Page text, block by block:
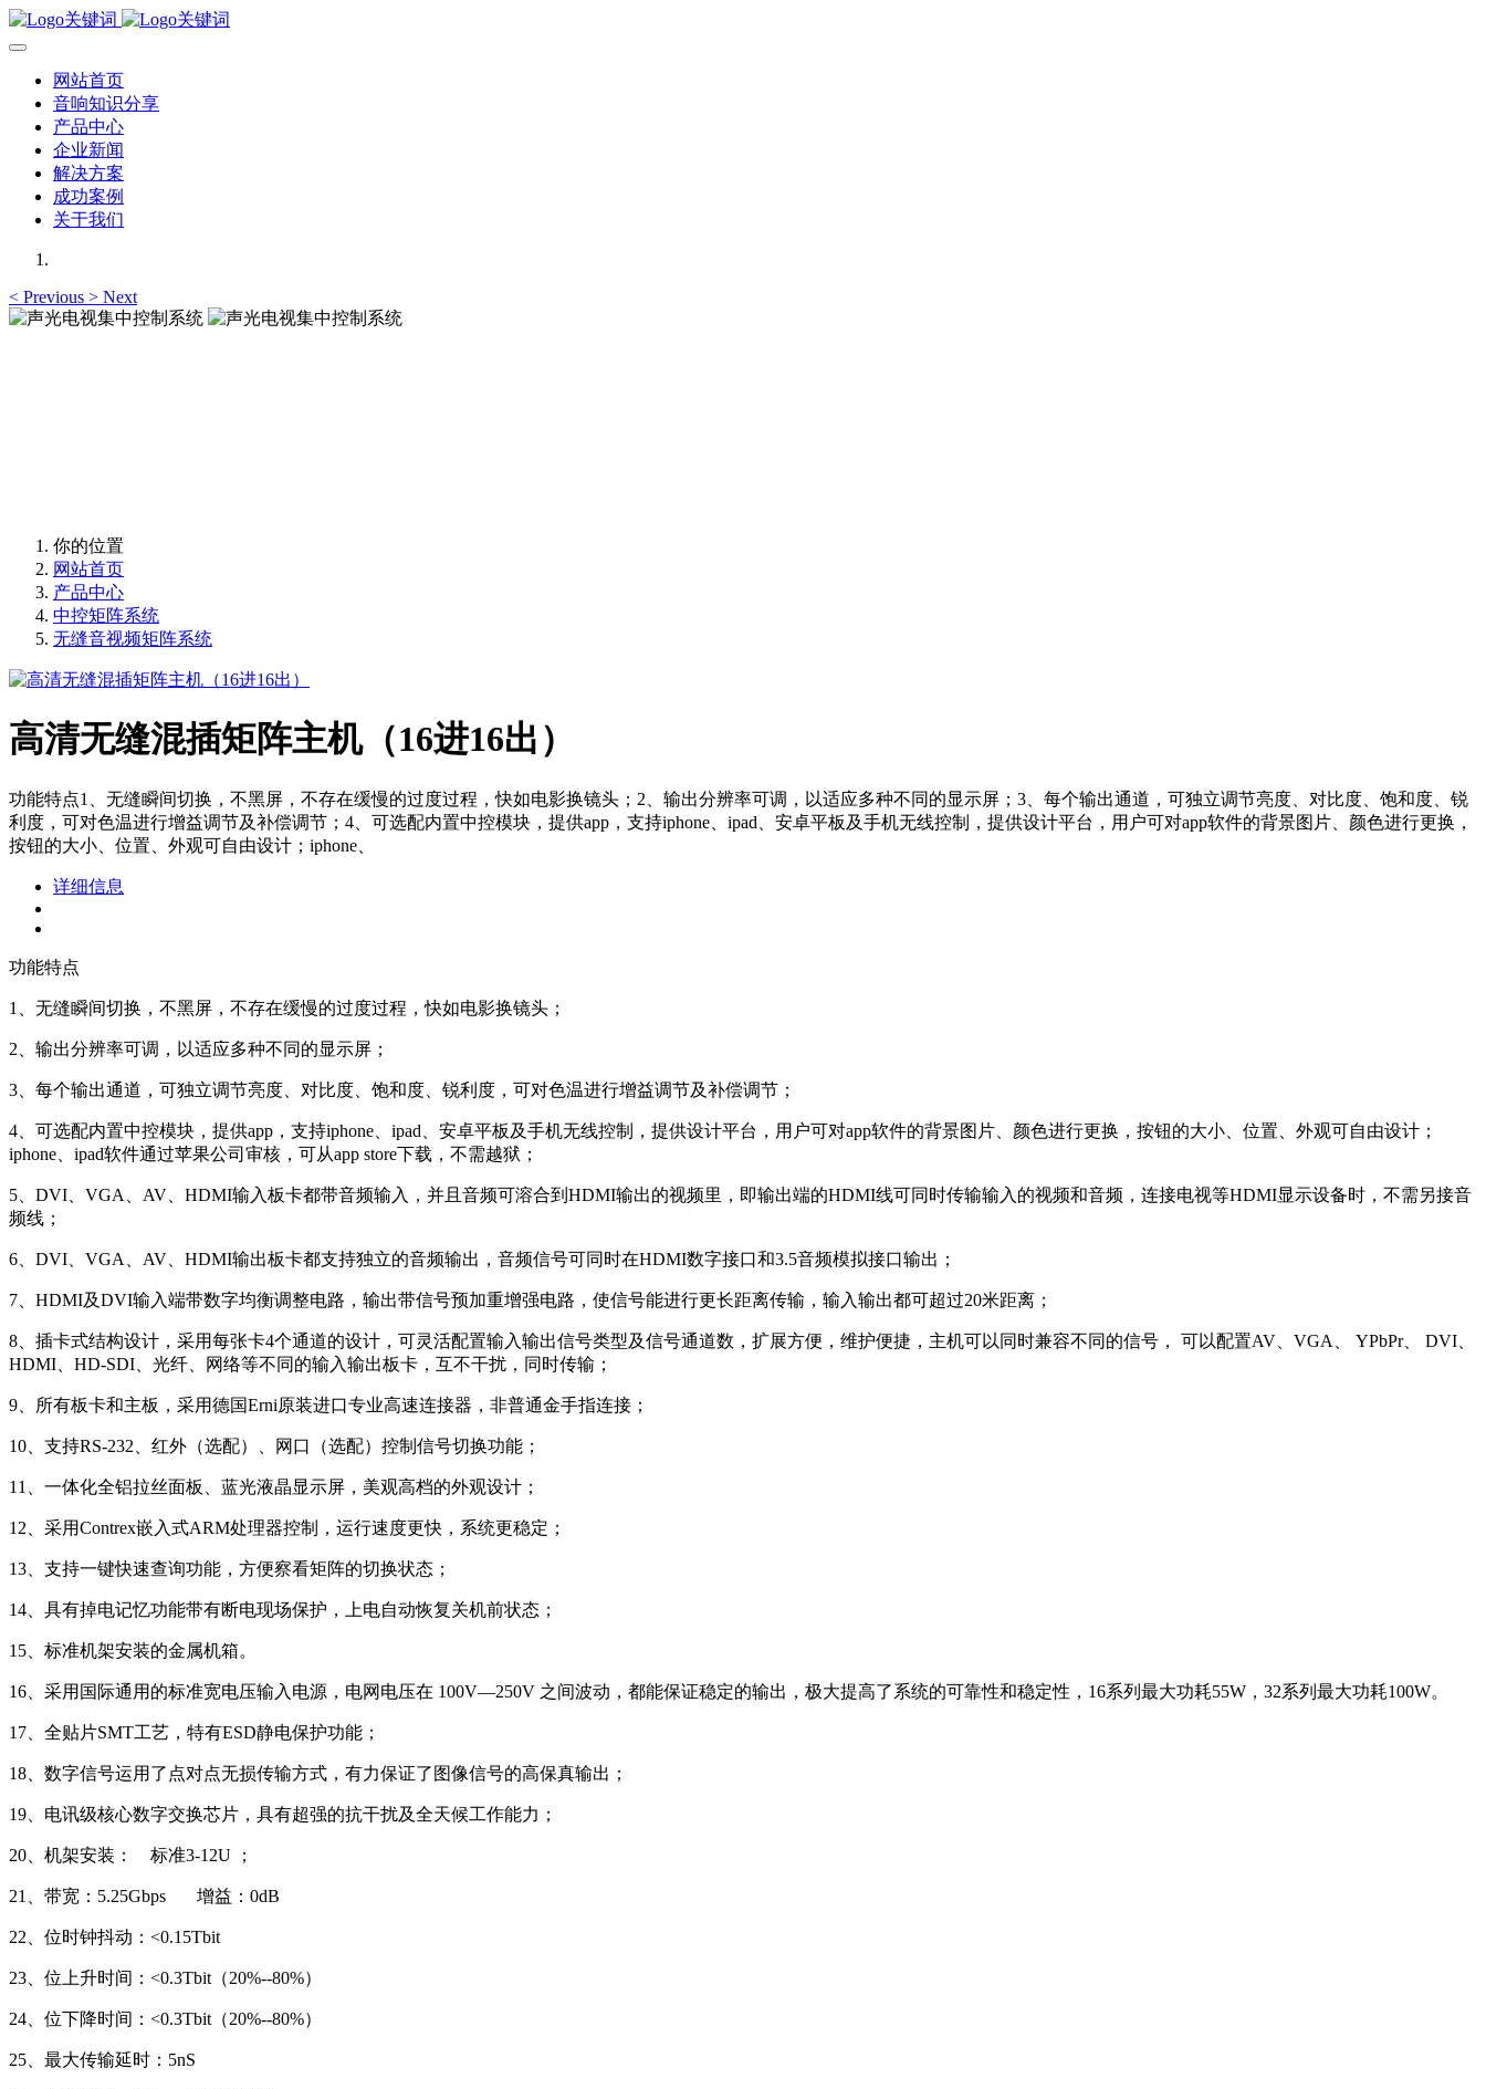
网站首页
音响知识分享
产品中心
企业新闻
解决方案
成功案例
关于我们
< Previous > Next
你的位置
网站首页
产品中心
中控矩阵系统
无缝音视频矩阵系统
高清无缝混插矩阵主机（16进16出）
功能特点1、无缝瞬间切换，不黑屏，不存在缓慢的过度过程，快如电影换镜头；2、输出分辨率可调，以适应多种不同的显示屏；3、每个输出通道，可独立调节亮度、对比度、饱和度、锐
利度，可对色温进行增益调节及补偿调节；4、可选配内置中控模块，提供app，支持iphone、ipad、安卓平板及手机无线控制，提供设计平台，用户可对app软件的背景图片、颜色进行更换，
按钮的大小、位置、外观可自由设计；iphone、
详细信息
功能特点
1、无缝瞬间切换，不黑屏，不存在缓慢的过度过程，快如电影换镜头；
2、输出分辨率可调，以适应多种不同的显示屏；
3、每个输出通道，可独立调节亮度、对比度、饱和度、锐利度，可对色温进行增益调节及补偿调节；
4、可选配内置中控模块，提供app，支持iphone、ipad、安卓平板及手机无线控制，提供设计平台，用户可对app软件的背景图片、颜色进行更换，按钮的大小、位置、外观可自由设计；
iphone、ipad软件通过苹果公司审核，可从app store下载，不需越狱；
5、DVI、VGA、AV、HDMI输入板卡都带音频输入，并且音频可溶合到HDMI输出的视频里，即输出端的HDMI线可同时传输输入的视频和音频，连接电视等HDMI显示设备时，不需另接音
频线；
6、DVI、VGA、AV、HDMI输出板卡都支持独立的音频输出，音频信号可同时在HDMI数字接口和3.5音频模拟接口输出；
7、HDMI及DVI输入端带数字均衡调整电路，输出带信号预加重增强电路，使信号能进行更长距离传输，输入输出都可超过20米距离；
8、插卡式结构设计，采用每张卡4个通道的设计，可灵活配置输入输出信号类型及信号通道数，扩展方便，维护便捷，主机可以同时兼容不同的信号， 可以配置AV、VGA、 YPbPr、 DVI、
HDMI、HD-SDI、光纤、网络等不同的输入输出板卡，互不干扰，同时传输；
9、所有板卡和主板，采用德国Erni原装进口专业高速连接器，非普通金手指连接；
10、支持RS-232、红外（选配）、网口（选配）控制信号切换功能；
11、一体化全铝拉丝面板、蓝光液晶显示屏，美观高档的外观设计；
12、采用Contrex嵌入式ARM处理器控制，运行速度更快，系统更稳定；
13、支持一键快速查询功能，方便察看矩阵的切换状态；
14、具有掉电记忆功能带有断电现场保护，上电自动恢复关机前状态；
15、标准机架安装的金属机箱。
16、采用国际通用的标准宽电压输入电源，电网电压在 100V—250V 之间波动，都能保证稳定的输出，极大提高了系统的可靠性和稳定性，16系列最大功耗55W，32系列最大功耗100W。
17、全贴片SMT工艺，特有ESD静电保护功能；
18、数字信号运用了点对点无损传输方式，有力保证了图像信号的高保真输出；
19、电讯级核心数字交换芯片，具有超强的抗干扰及全天候工作能力；
20、机架安装： 标准3-12U ；
21、带宽：5.25Gbps 增益：0dB
22、位时钟抖动：<0.15Tbit
23、位上升时间：<0.3Tbit（20%--80%）
24、位下降时间：<0.3Tbit（20%--80%）
25、最大传输延时：5nS